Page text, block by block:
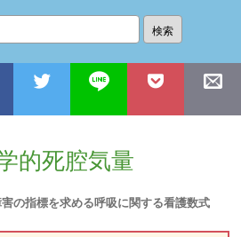
的死腔気量
の指標を求める呼吸に関する看護数式